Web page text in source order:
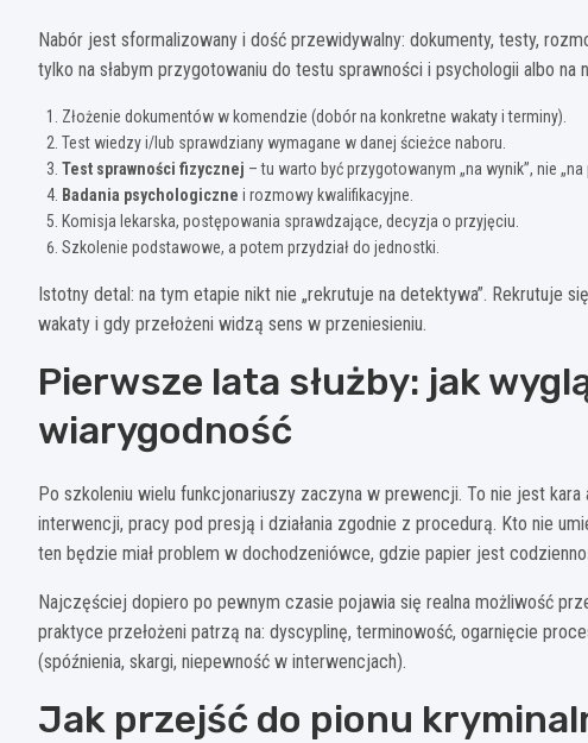
Nabór jest sformalizowany i dość przewidywalny: dokumenty, testy,
tylko na słabym przygotowaniu do testu sprawności i psychologii albo na
Złożenie dokumentów w komendzie (dobór na konkretne wakaty i terminy).
Test wiedzy i/lub sprawdziany wymagane w danej ścieżce naboru.
Test sprawności fizycznej – tu warto być przygotowanym „na wynik”, nie „na
Badania psychologiczne i rozmowy kwalifikacyjne.
Komisja lekarska, postępowania sprawdzające, decyzja o przyjęciu.
Szkolenie podstawowe, a potem przydział do jednostki.
Istotny detal: na tym etapie nikt nie „rekrutuje na detektywa”. Rekrutuje
wakaty i gdy przełożeni widzą sens w przeniesieniu.
Pierwsze lata służby: jak
wiarygodność
Po szkoleniu wielu funkcjonariuszy zaczyna w prewencji. To nie jest kara
interwencji, pracy pod presją i działania zgodnie z procedurą. Kto nie
ten będzie miał problem w dochodzeniówce, gdzie papier jest
Najczęściej dopiero po pewnym czasie pojawia się realna możliwość
praktyce przełożeni patrzą na: dyscyplinę, terminowość, ogarnięcie
(spóźnienia, skargi, niepewność w interwencjach).
Jak przejść do pionu